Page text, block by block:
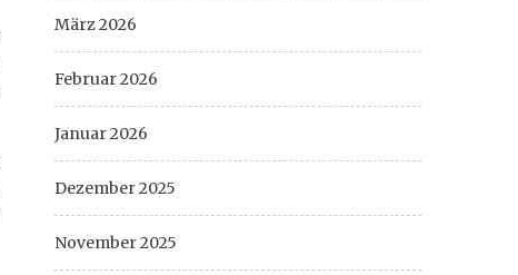
März 2026
Februar 2026
Januar 2026
Dezember 2025
November 2025